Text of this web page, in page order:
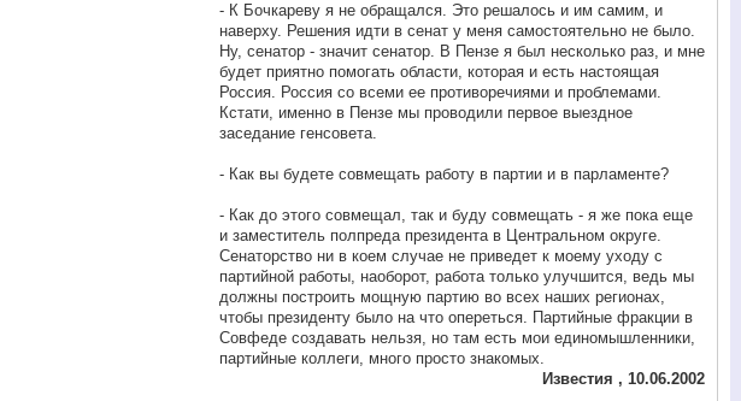
- К Бочкареву я не обращался. Это решалось и им самим, и
наверху. Решения идти в сенат у меня самостоятельно не было.
Ну, сенатор - значит сенатор. В Пензе я был несколько раз, и мне
будет приятно помогать области, которая и есть настоящая
Россия. Россия со всеми ее противоречиями и проблемами.
Кстати, именно в Пензе мы проводили первое выездное
заседание генсовета.
- Как вы будете совмещать работу в партии и в парламенте?
- Как до этого совмещал, так и буду совмещать - я же пока еще
и заместитель полпреда президента в Центральном округе.
Сенаторство ни в коем случае не приведет к моему уходу с
партийной работы, наоборот, работа только улучшится, ведь мы
должны построить мощную партию во всех наших регионах,
чтобы президенту было на что опереться. Партийные фракции в
Совфеде создавать нельзя, но там есть мои единомышленники,
партийные коллеги, много просто знакомых.
Известия , 10.06.2002